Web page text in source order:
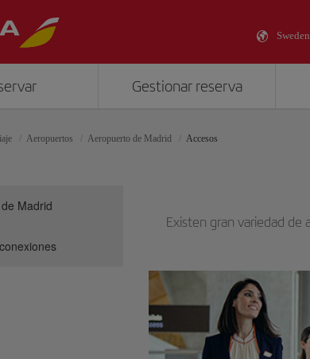
Gestionar reserva
Aeropuertos Aeropuerto de Madrid Accesos
Existen gran variedad de
Madrid